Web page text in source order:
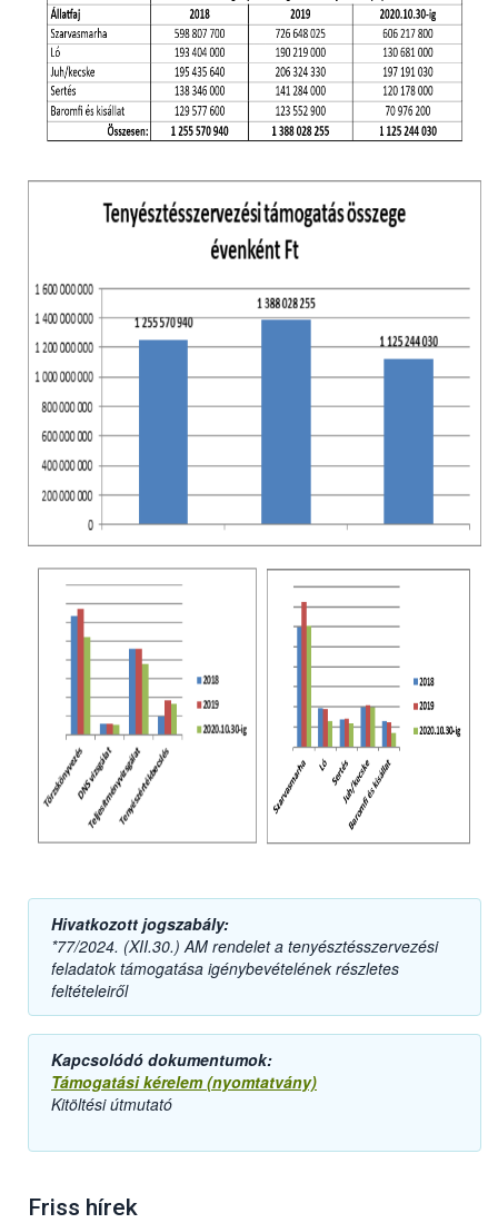
Hivatkozott jogszabály:
*77/2024. (XII.30.) AM rendelet a tenyésztésszervezési
feladatok támogatása igénybevételének részletes
feltételeiről
Kapcsolódó dokumentumok:
Támogatási kérelem (nyomtatvány)
Kitöltési útmutató
Friss hírek